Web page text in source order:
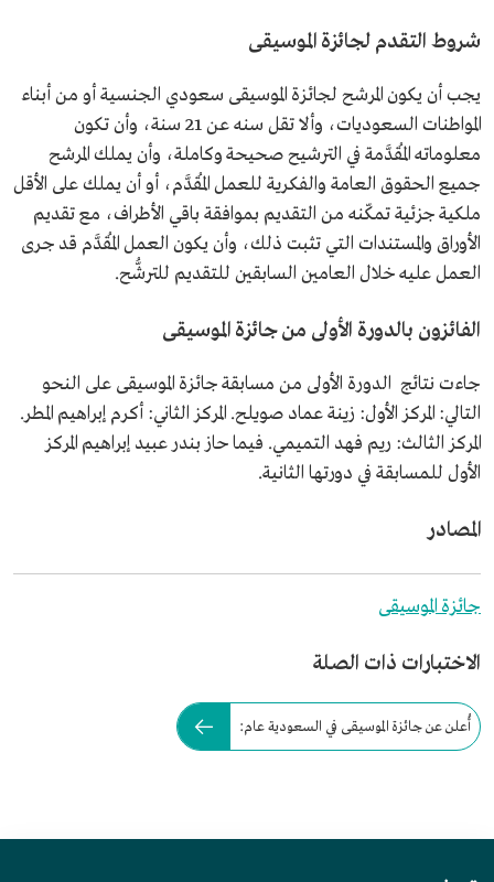
شروط التقدم لجائزة الموسيقى
يجب أن يكون المرشح لجائزة الموسيقى سعودي الجنسية أو من أبناء
المواطنات السعوديات، وألا تقل سنه عن 21 سنة، وأن تكون
معلوماته المُقدَّمة في الترشيح صحيحة وكاملة، وأن يملك المرشح
جميع الحقوق العامة والفكرية للعمل المُقدَّم، أو أن يملك على الأقل
ملكية جزئية تمكّنه من التقديم بموافقة باقي الأطراف، مع تقديم
الأوراق والمستندات التي تثبت ذلك، وأن يكون العمل المُقدَّم قد جرى
العمل عليه خلال العامين السابقين للتقديم للترشُّح.
الفائزون بالدورة الأولى من جائزة الموسيقى
جاءت نتائج الدورة الأولى من مسابقة جائزة الموسيقى على النحو
التالي: المركز الأول: زينة عماد صويلح. المركز الثاني: أكرم إبراهيم المطر.
المركز الثالث: ريم فهد التميمي. فيما حاز بندر عبيد إبراهيم المركز
الأول للمسابقة في دورتها الثانية.
المصادر
جائزة الموسيقى
الاختبارات ذات الصلة
أُعلن عن جائزة الموسيقى في السعودية عام: